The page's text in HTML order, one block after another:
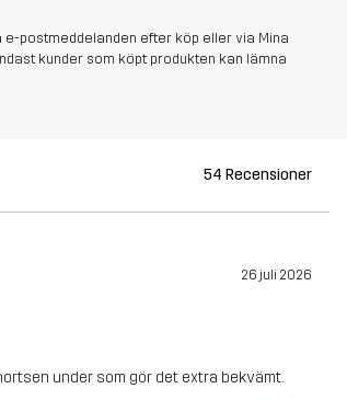
postmeddelanden efter köp eller via Mina
kunder som köpt produkten kan lämna
54 Recensioner
26 juli 2026
under som gör det extra bekvämt.